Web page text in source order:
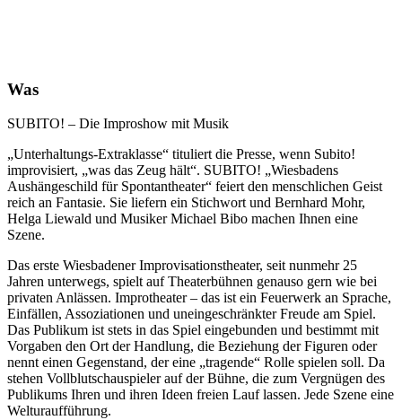
Was
SUBITO! – Die Improshow mit Musik
„Unterhaltungs-Extraklasse“ tituliert die Presse, wenn Subito!
improvisiert, „was das Zeug hält“. SUBITO! „Wiesbadens
Aushängeschild für Spontantheater“ feiert den menschlichen Geist
reich an Fantasie. Sie liefern ein Stichwort und Bernhard Mohr,
Helga Liewald und Musiker Michael Bibo machen Ihnen eine
Szene.
Das erste Wiesbadener Improvisationstheater, seit nunmehr 25
Jahren unterwegs, spielt auf Theaterbühnen genauso gern wie bei
privaten Anlässen. Improtheater – das ist ein Feuerwerk an Sprache,
Einfällen, Assoziationen und uneingeschränkter Freude am Spiel.
Das Publikum ist stets in das Spiel eingebunden und bestimmt mit
Vorgaben den Ort der Handlung, die Beziehung der Figuren oder
nennt einen Gegenstand, der eine „tragende“ Rolle spielen soll. Da
stehen Vollblutschauspieler auf der Bühne, die zum Vergnügen des
Publikums Ihren und ihren Ideen freien Lauf lassen. Jede Szene eine
Welturaufführung.